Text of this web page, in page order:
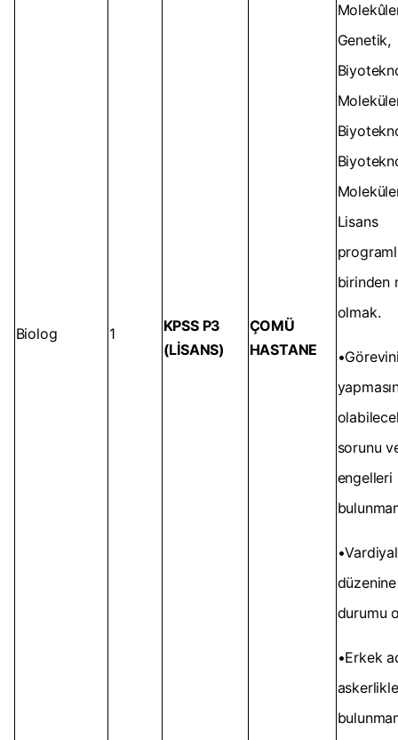
Biolog 1
KPSS P3
(LİSANS)
ÇOMÜ
HASTANE
Genetik,
Lisans
birinden
olmak.
sorunu
engelleri
durumu
•Erkek